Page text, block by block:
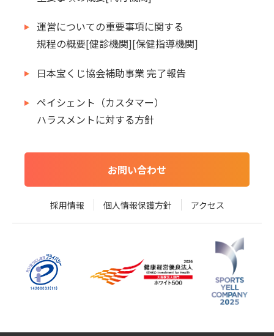
運営についての重要事項に関する
規程の概要[健診機関][保健指導機関]
日本宝くじ協会補助事業 完了報告
ペイシェント（カスタマー）
ハラスメントに対する方針
お問い合わせ
採用情報 個人情報保護方針 アクセス